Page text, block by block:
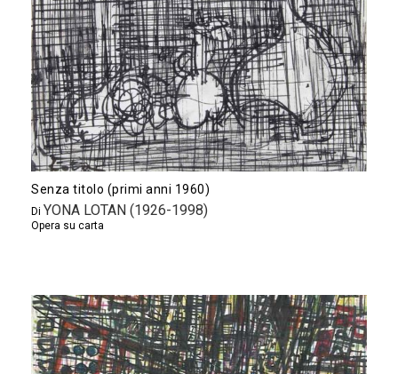
Senza titolo (primi anni 1960)
Di YONA LOTAN (1926-1998)
Opera su carta